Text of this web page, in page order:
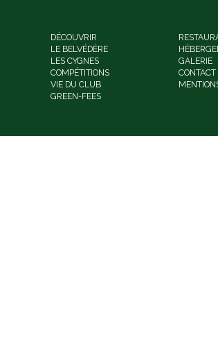
DÉCOUVRIR
LE BELVÉDÈRE
LES CYGNES
COMPÉTITIONS
VIE DU CLUB
GREEN-FEES
GALERIE